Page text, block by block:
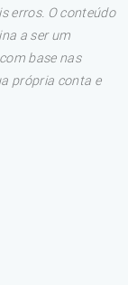
erros. O conteúdo
a ser um
base nas
própria conta e